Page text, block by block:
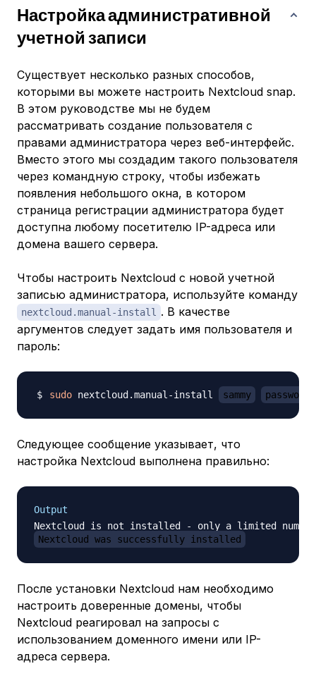
Настройка административной
учетной записи
Существует несколько разных способов,
которыми вы можете настроить Nextcloud snap.
В этом руководстве мы не будем
рассматривать создание пользователя с
правами администратора через веб-интерфейс.
Вместо этого мы создадим такого пользователя
через командную строку, чтобы избежать
появления небольшого окна, в котором
страница регистрации администратора будет
доступна любому посетителю IP-адреса или
домена вашего сервера.
Чтобы настроить Nextcloud с новой учетной
записью администратора, используйте команду
nextcloud.manual-install . В качестве
аргументов следует задать имя пользователя и
пароль:
sudo nextcloud.manual-install sammy password
Следующее сообщение указывает, что
настройка Nextcloud выполнена правильно:
Output
Nextcloud was successfully installed
После установки Nextcloud нам необходимо
настроить доверенные домены, чтобы
Nextcloud реагировал на запросы с
использованием доменного имени или IP-
адреса сервера.